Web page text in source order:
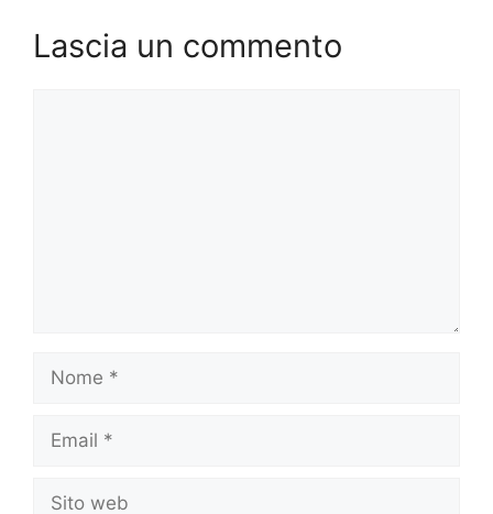
Lascia un commento
Nome
Email
Sito